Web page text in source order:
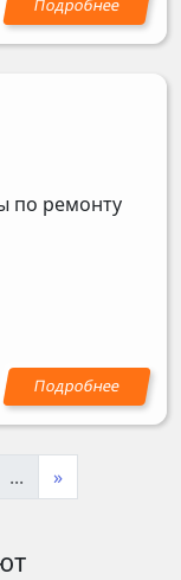
по ремонту
... »